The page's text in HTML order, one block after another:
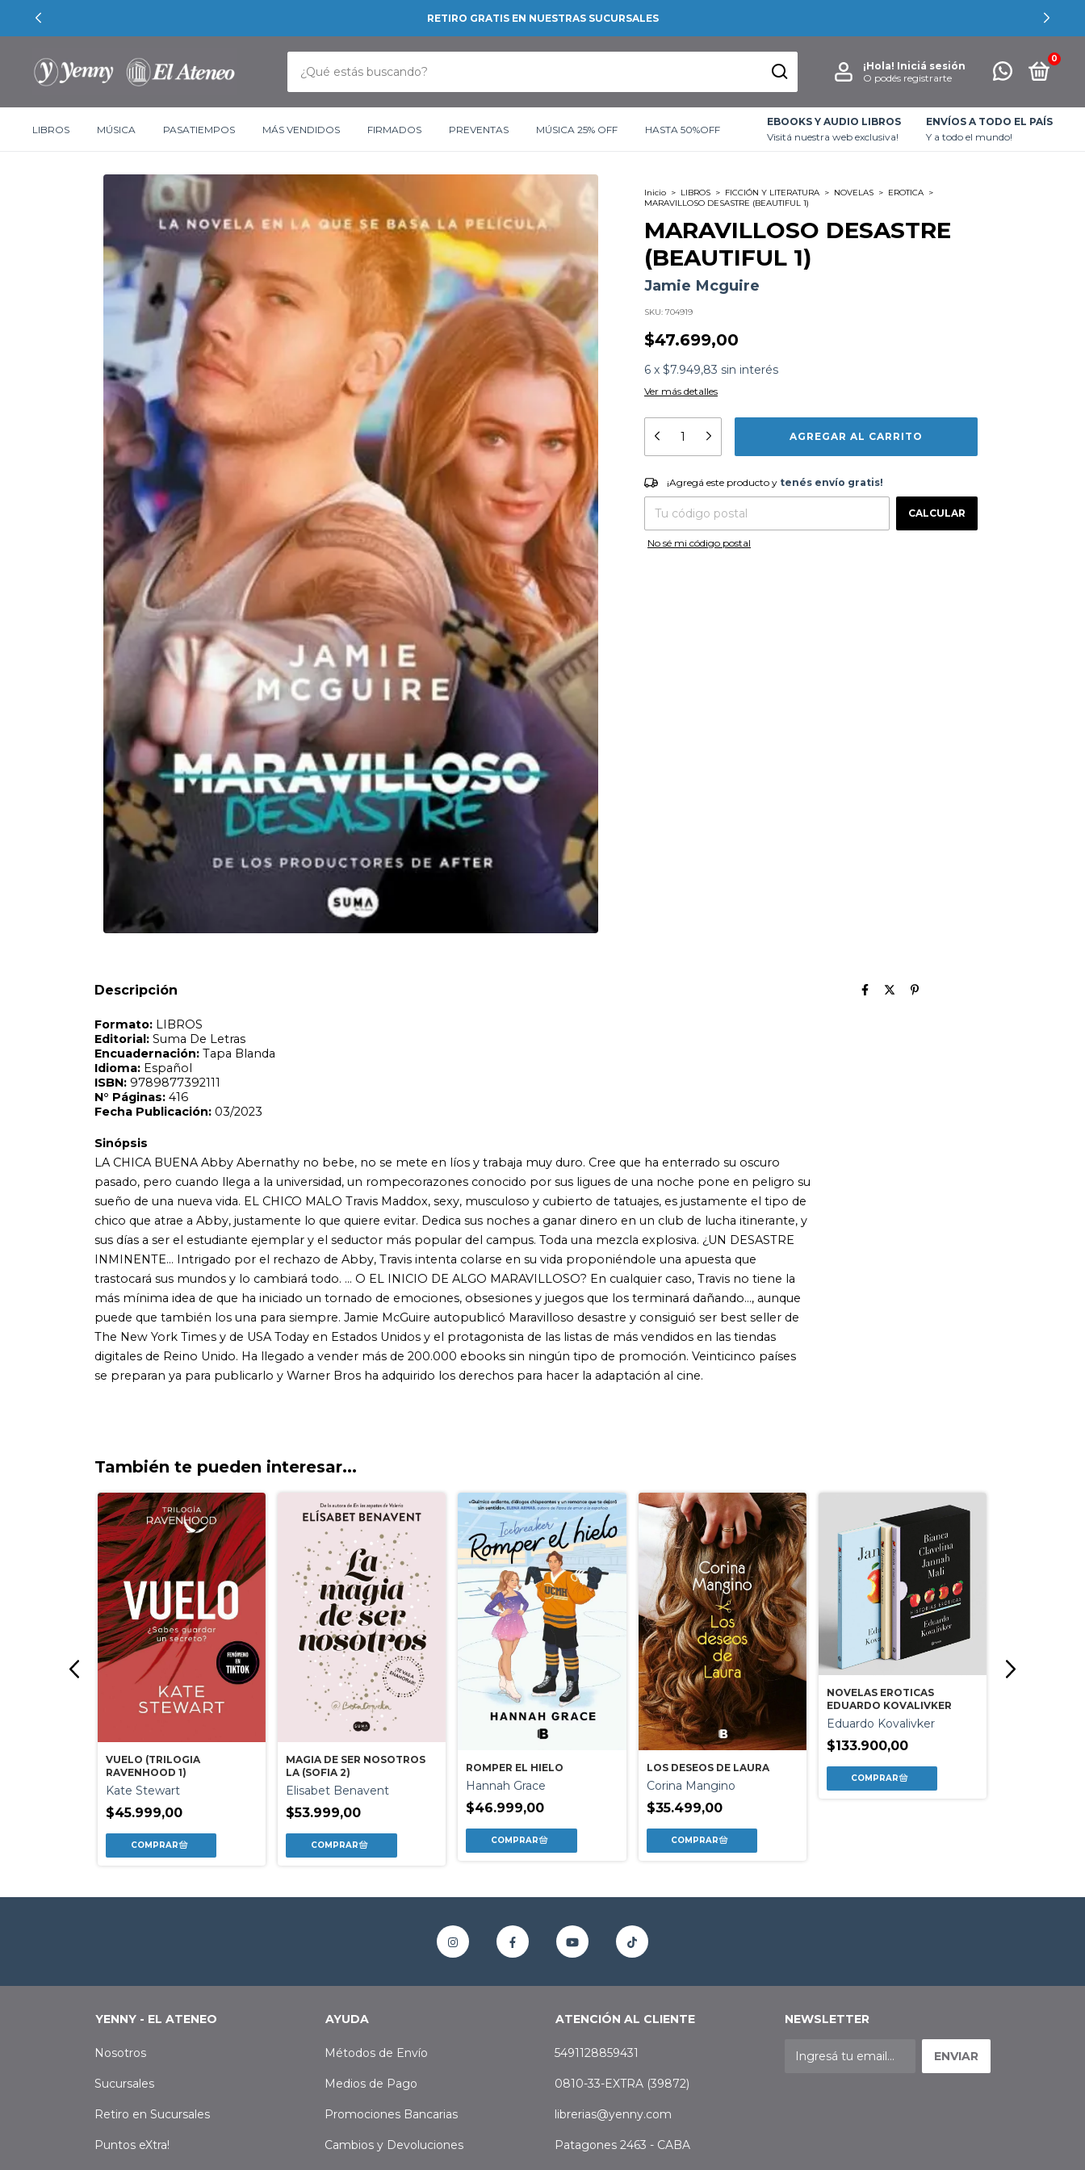
RETIRO GRATIS EN NUESTRAS SUCURSALES
¡Hola! Iniciá sesión
O podés registrarte
0
LIBROS MÚSICA PASATIEMPOS MÁS VENDIDOS FIRMADOS PREVENTAS MÚSICA 25% OFF HASTA 50%OFF
EBOOKS Y AUDIO LIBROS
Visitá nuestra web exclusiva!
ENVÍOS A TODO EL PAÍS
Y a todo el mundo!
Inicio > LIBROS > FICCIÓN Y LITERATURA > NOVELAS > EROTICA >
MARAVILLOSO DESASTRE (BEAUTIFUL 1)
MARAVILLOSO DESASTRE
(BEAUTIFUL 1)
Jamie Mcguire
SKU: 704919
$47.699,00
6 x $7.949,83 sin interés
Ver más detalles
¡Agregá este producto ytenés envío gratis!
CAMBIAR CP
¡Agregá este producto y tenés envío gratis!
CALCULAR
No sé mi código postal
Descripción
LIBROS
Suma De Letras
Encuadernación:
Páginas:416
Fecha Publicación:
pasado, pero cuando llega a la universidad, un rompecorazones conocido por sus ligues de una noche pone en peligro su
sueño de una nueva vida. EL CHICO MALO Travis Maddox, sexy, musculoso y cubierto de tatuajes, es justamente el tipo de
chico que atrae a Abby, justamente lo que quiere evitar. Dedica sus noches a ganar dinero en un club de lucha itinerante, y
sus días a ser el estudiante ejemplar y el seductor más popular del campus. Toda una mezcla explosiva. ¿UN DESASTRE
INMINENTE... Intrigado por el rechazo de Abby, Travis intenta colarse en su vida proponiéndole una apuesta que
trastocará sus mundos y lo cambiará todo. ... O EL INICIO DE ALGO MARAVILLOSO? En cualquier caso, Travis no tiene la
más mínima idea de que ha iniciado un tornado de emociones, obsesiones y juegos que los terminará dañando..., aunque
puede que también los una para siempre. Jamie McGuire autopublicó Maravilloso desastre y consiguió ser best seller de
The New York Times y de USA Today en Estados Unidos y el protagonista de las listas de más vendidos en las tiendas
se preparan ya para publicarlo y Warner Bros ha adquirido los derechos para hacer la adaptación al cine.
También te pueden interesar...
VUELO (TRILOGIA
RAVENHOOD 1)
Kate Stewart
$45.999,00
MAGIA DE SER NOSOTROS
LA (SOFIA 2)
Elisabet Benavent
$53.999,00
ROMPER EL HIELO
Hannah Grace
$46.999,00
LOS DESEOS DE LAURA
Corina Mangino
$35.499,00
NOVELAS EROTICAS
EDUARDO KOVALIVKER
Eduardo Kovalivker
$133.900,00
YENNY - EL ATENEO
Nosotros
Sucursales
Retiro en Sucursales
Puntos eXtra!
AYUDA
Métodos de Envío
Medios de Pago
Promociones Bancarias
Cambios y Devoluciones
ATENCIÓN AL CLIENTE
5491128859431
0810-33-EXTRA (39872)
librerias@yenny.com
Patagones 2463 - CABA
NEWSLETTER